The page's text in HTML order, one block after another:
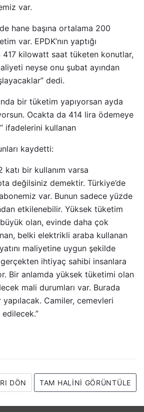
var.
hane başına ortalama 200
var. EPDK’nın yaptığı
417 kilowatt saat tüketen konutlar,
neyse onu şubat ayından
dedi.
bir tüketim yapıyorsan ayda
Ocakta da 414 lira ödemeye
ifadelerini kullanan
kaydetti:
bir kullanım varsa
değilsiniz demektir. Türkiye’de
var. Bunun sadece yüzde
etkilenebilir. Yüksek tüketim
olan, evinde daha çok
belki elektrikli araba kullanan
maliyetine uygun şekilde
ihtiyaç sahibi insanlara
Bir anlamda yüksek tüketimi olan
mali durumları var. Burada
Camiler, cemevleri
DÖN TAM HALINI GÖRÜNTÜLE